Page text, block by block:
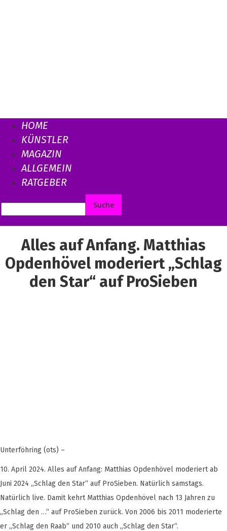
HOME
KÜNSTLER
MAGAZIN
ALLGEMEIN
RATGEBER
Alles auf Anfang. Matthias
Opdenhövel moderiert „Schlag
den Star“ auf ProSieben
Unterföhring (ots) –
10. April 2024. Alles auf Anfang: Matthias Opdenhövel moderiert ab
Juni 2024 „Schlag den Star“ auf ProSieben. Natürlich samstags.
Natürlich live. Damit kehrt Matthias Opdenhövel nach 13 Jahren zu
„Schlag den …“ auf ProSieben zurück. Von 2006 bis 2011 moderierte
er „Schlag den Raab“ und 2010 auch „Schlag den Star“.